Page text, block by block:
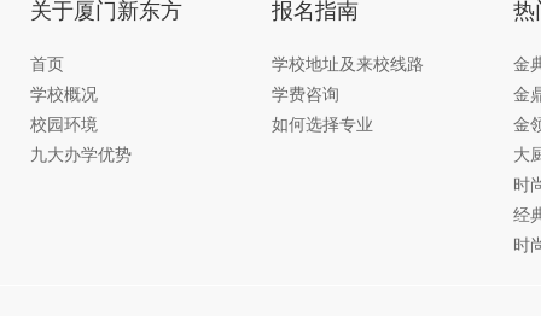
关于厦门新东方
首页
学校概况
校园环境
九大办学优势
报名指南
学校地址及来校线路
学费咨询
如何选择专业
热
金
金
金
大
时
经
时